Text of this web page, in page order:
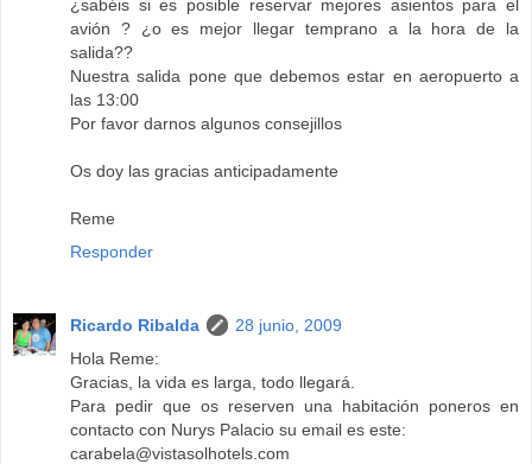
¿sabéis si es posible reservar mejores asientos para el
avión ? ¿o es mejor llegar temprano a la hora de la
salida??
Nuestra salida pone que debemos estar en aeropuerto a
las 13:00
Por favor darnos algunos consejillos
Os doy las gracias anticipadamente
Reme
Responder
Ricardo Ribalda
28 junio, 2009
Hola Reme:
Gracias, la vida es larga, todo llegará.
Para pedir que os reserven una habitación poneros en
contacto con Nurys Palacio su email es este:
carabela@vistasolhotels.com